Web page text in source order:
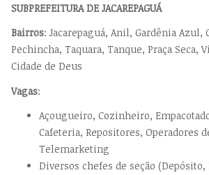
SUBPREFEITURA DE JACAREPAGUÁ
Bairros: Jacarepaguá, Anil, Gardênia Azul,
Pechincha, Taquara, Tanque, Praça Seca,
Cidade de Deus
Vagas:
Açougueiro, Cozinheiro,
Cafeteria, Repositores, Operadores
Telemarketing
Diversos chefes de seção